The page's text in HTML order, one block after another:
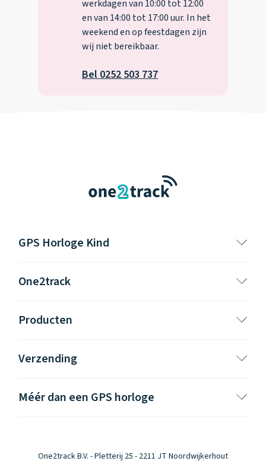
werkdagen van 10:00 tot 12:00
en van 14:00 tot 17:00 uur. In het
weekend en op feestdagen zijn
wij niet bereikbaar.
Bel 0252 503 737
GPS Horloge Kind
One2track
Producten
Verzending
Méér dan een GPS horloge
One2track B.V. - Pletterij 25 - 2211 JT Noordwijkerhout